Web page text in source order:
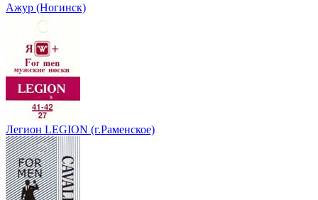
Ажур (Ногинск)
Легион LEGION (г.Раменское)